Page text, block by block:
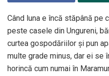
Când luna e încă stăpână pe
peste casele din Ungureni,
curtea gospodăriilor și pun
multe grade minus, dar ei se
horincă cum numai în